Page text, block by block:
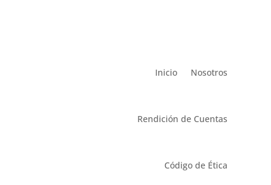
Inicio Nosotros
Rendición de Cuentas
Código de Ética